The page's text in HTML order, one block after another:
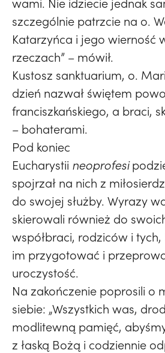
szczególnie patrzcie na o.
Katarzyńca i jego wierność
rzeczach” – mówił.
Kustosz sanktuarium, o.
dzień nazwał świętem
franciszkańskiego, a braci,
– bohaterami.
Pod koniec
Eucharystii neoprofesi
spojrzał na nich z
do swojej służby. Wyrazy
skierowali również do
współbraci, rodziców i
im przygotować i
uroczystość.
Na zakończenie poprosili o
siebie: „Wszystkich was,
modlitewną pamięć,
z łaską Bożą i codziennie